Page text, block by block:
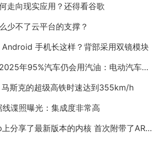
走向现实应用？还得看谷歌
少不了云平台的支撑？
手机长这样？背部采用双镜模块
年95%汽车仍会用汽油：电动汽车靠边
斯克的超级高铁时速达到355km/h
谍照曝光：集成度非常高
享了最新版本的内核 首次附带了ARM版本